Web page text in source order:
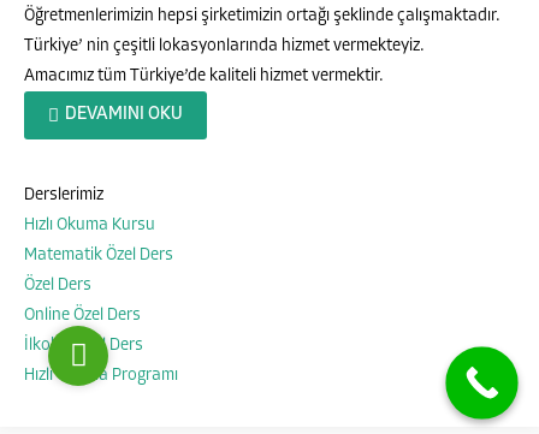
Öğretmenlerimizin hepsi şirketimizin ortağı şeklinde çalışmaktadır.
Türkiye’ nin çeşitli lokasyonlarında hizmet vermekteyiz.
Amacımız tüm Türkiye’de kaliteli hizmet vermektir.
DEVAMINI OKU
Derslerimiz
Hızlı Okuma Kursu
Matematik Özel Ders
Özel Ders
Online Özel Ders
İlkokul Özel Ders
Hızlı Okuma Programı
Özel Ders Sepeti